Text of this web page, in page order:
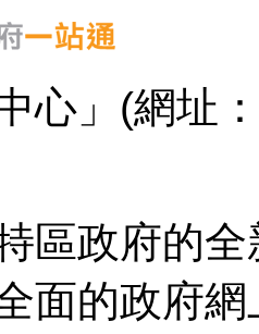
心」(網址
區政府的
面的政府